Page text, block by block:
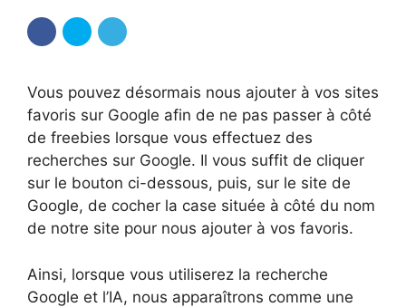
Vous pouvez désormais nous ajouter à vos sites
favoris sur Google afin de ne pas passer à côté
de freebies lorsque vous effectuez des
recherches sur Google. Il vous suffit de cliquer
sur le bouton ci-dessous, puis, sur le site de
Google, de cocher la case située à côté du nom
de notre site pour nous ajouter à vos favoris.
Ainsi, lorsque vous utiliserez la recherche
Google et l’IA, nous apparaîtrons comme une